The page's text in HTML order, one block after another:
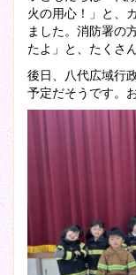
火の用心！」と、
ました。消防署の
たよ」と、たくさ
後日、八代広域行
予定だそうです。